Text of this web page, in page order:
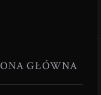
GŁÓWNA